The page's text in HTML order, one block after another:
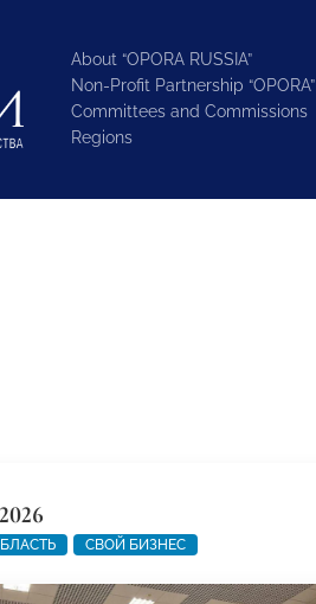
About “OPORA RUSSIA”
Non-Profit Partnership “OPORA”
Committees and Commissions
Regions
СВОЙ БИЗНЕС